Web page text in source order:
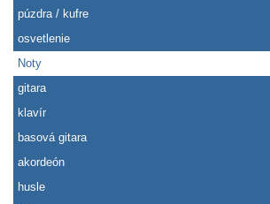
púzdra / kufre
osvetlenie
Noty
gitara
klavír
basová gitara
akordeón
husle